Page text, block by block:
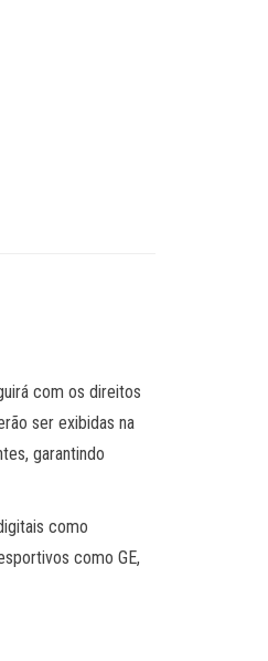
com os direitos
ser exibidas na
garantindo
como
como GE,